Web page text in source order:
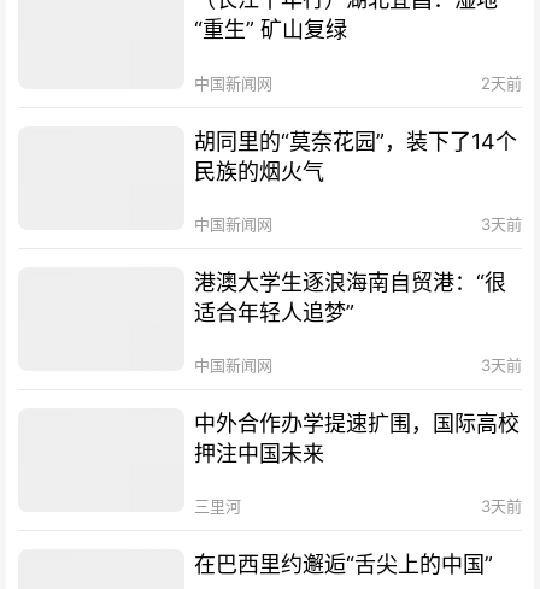
“重生” 矿山复绿
中国新闻网 2天前
胡同里的“莫奈花园”，装下了14个
民族的烟火气
中国新闻网 3天前
港澳大学生逐浪海南自贸港：“很
适合年轻人追梦”
中国新闻网 3天前
中外合作办学提速扩围，国际高校
押注中国未来
三里河 3天前
在巴西里约邂逅“舌尖上的中国”